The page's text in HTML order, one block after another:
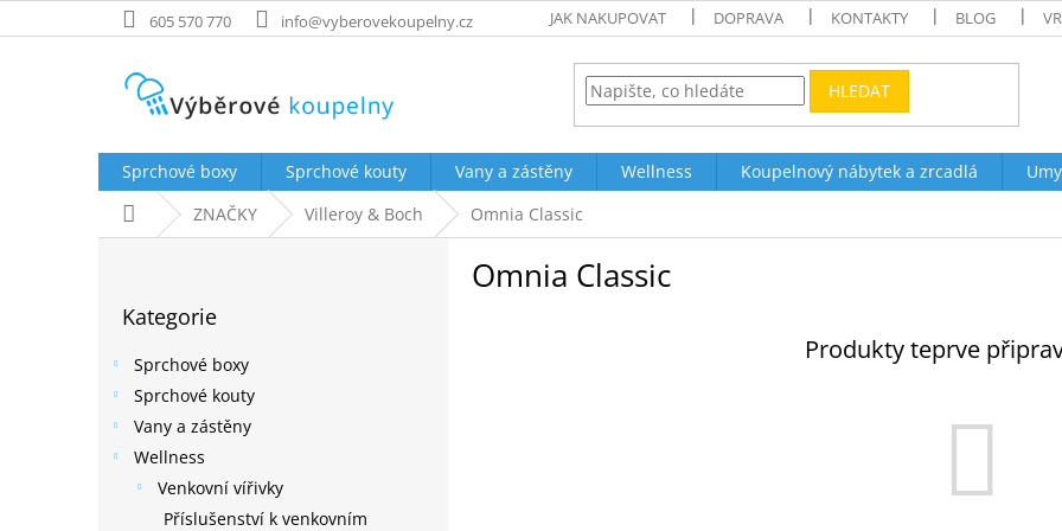
na
605 570 770 info@vyberovekoupelny.cz JAK NAKUPOVAT DOPRAVA KONTAKTY BLOG
HLEDAT
Sprchové boxy Sprchové kouty Vany a zástěny Wellness Koupelnový nábytek a zrcadlá
Domů ZNAČKY Villeroy & Boch Omnia Classic
kategorie
Kategorie
Sprchové boxy
Sprchové kouty
Vany a zástěny
Wellness
Venkovní vířivky
Příslušenství k venkovním
Omnia Classic
Produkty teprve